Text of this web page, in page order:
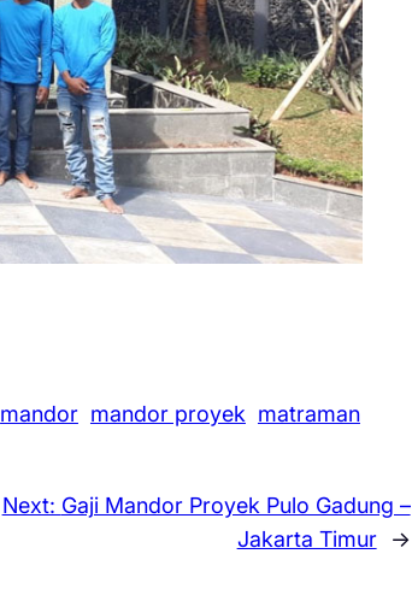
mandor mandor proyek matraman
Next: Gaji Mandor Proyek Pulo Gadung –
Jakarta Timur
→